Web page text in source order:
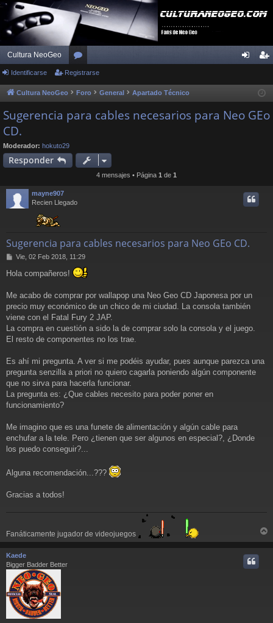
Cultura NeoGeo
or
os ist
ra
Identificarse Registrarse
Cultura NeoGeo Foro General Apartado Técnico
Sugerencia para cables necesarios para Neo GEo
CD.
Moderador: hokuto29
Responder
4 mensajes • Página 1 de 1
mayne907
Recien Llegado
Sugerencia para cables necesarios para Neo GEo CD.
M
n
a
e
Vie, 02 Feb 2018, 11:29
Hola compañeros!
Me acabo de comprar por wallapop una Neo Geo CD Japonesa por un
precio muy económico de un chico de mi ciudad. La consola también
viene con el Fatal Fury 2 JAP.
La compra en cuestión a sido la de comprar solo la consola y el juego.
El resto de componentes no los trae.
Es ahí mi pregunta. A ver si me podéis ayudar, pues aunque parezca una
pregunta senzilla a priori no quiero cagarla poniendo algún componente
que no sirva para hacerla funcionar.
La pregunta es: ¿Que cables necesito para poder poner en
funcionamiento?
Me imagino que es una funete de alimentación y algún cable para
enchufar a la tele. Pero ¿tienen que ser algunos en especial?, ¿Donde
los puedo conseguir?...
Alguna recomendación...???
Gracias a todos!
Fanáticamente jugador de videojuegos
r
Kaede
Bigger Badder Better